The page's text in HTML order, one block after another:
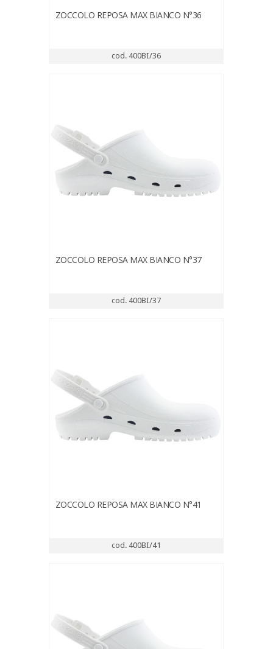
ZOCCOLO REPOSA MAX BIANCO N°36
cod. 400BI/36
ZOCCOLO REPOSA MAX BIANCO N°37
cod. 400BI/37
ZOCCOLO REPOSA MAX BIANCO N°41
cod. 400BI/41